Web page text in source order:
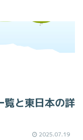
覧と東日本の詳
2025.07.19